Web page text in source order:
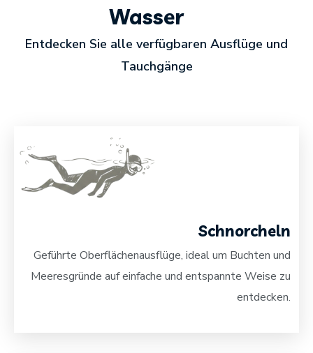
Wasser
Entdecken Sie alle verfügbaren Ausflüge und
Tauchgänge
Schnorcheln
Geführte Oberflächenausflüge, ideal um Buchten und
Meeresgründe auf einfache und entspannte Weise zu
entdecken.